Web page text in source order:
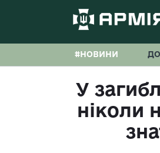
#НОВИНИ
У
ніколи